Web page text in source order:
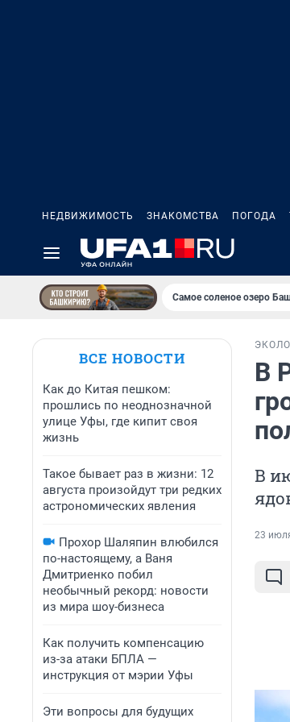
НЕДВИЖИМОСТЬ ЗНАКОМСТВА ПОГОДА
Самое соленое озеро
ВСЕ НОВОСТИ
Как до Китая пешком:
прошлись по неоднозначной
улице Уфы, где кипит своя
жизнь
Такое бывает раз в жизни: 12
августа произойдут три редких
астрономических явления
Прохор Шаляпин влюбился
по-настоящему, а Ваня
Дмитриенко побил
необычный рекорд: новости
из мира шоу-бизнеса
Как получить компенсацию
из-за атаки БПЛА —
инструкция от мэрии Уфы
Эти вопросы для будущих
В
В
23